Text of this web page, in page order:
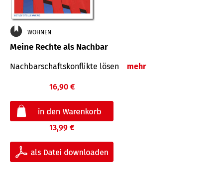
WOHNEN
Meine Rechte als Nachbar
Nach­bar­schafts­konflikte lösen mehr
16,90 €
13,99 €